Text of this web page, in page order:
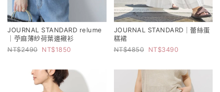
JOURNAL STANDARD relume
｜苧麻薄紗荷葉邊襯衫
2490
1850
JOURNAL STANDARD｜蕾絲蛋
糕裙
4850
3490